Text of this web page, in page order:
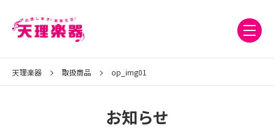
天理楽器 取扱商品 op_img01
お知らせ